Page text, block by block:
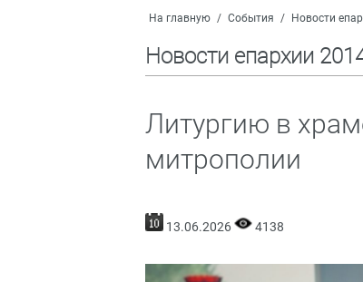
На главную / События / Новости
Новости епархии
Литургию в
митрополии
13.06.2026 4138